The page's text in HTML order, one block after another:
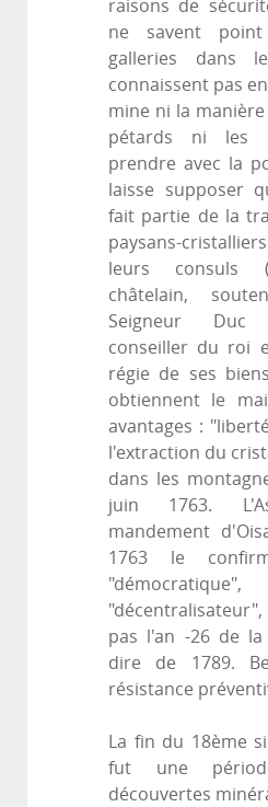
raisons de
ne savent
galleries dans
connaissent pas
mine ni la
pétards ni les
prendre avec la
laisse supposer
fait partie de la
paysans-
leurs consuls
châtelain,
Seigneur
conseiller du roi
régie de ses
obtiennent le
avantages :
l'extraction du
dans les
juin 1763.
mandement
1763 le
pas l'an -26 de
dire de 1789.
résistance
La fin du 18ème
fut une
découvertes